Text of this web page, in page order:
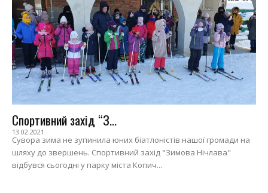
Спортивний захід “З...
13.02.2021
Сувора зима не зупинила юних біатлоністів нашої громади на
шляху до звершень. Спортивний захід "Зимова Нічлава"
відбувся сьогодні у парку міста Копич...